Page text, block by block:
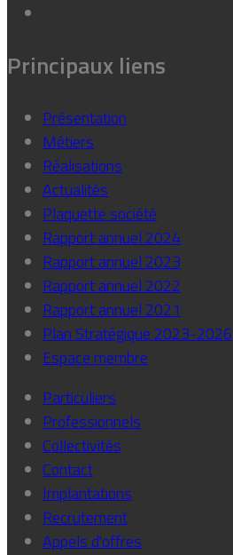
Principaux liens
Présentation
Métiers
Réalisations
Actualités
Plaquette société
Rapport annuel 2024
Rapport annuel 2023
Rapport annuel 2022
Rapport annuel 2021
Plan Stratégique 2023-2026
Espace membre
Particuliers
Professionnels
Collectivités
Contact
Implantations
Recrutement
Appels d'offres